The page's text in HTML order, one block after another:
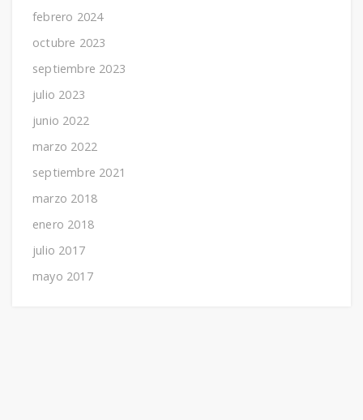
febrero 2024
octubre 2023
septiembre 2023
julio 2023
junio 2022
marzo 2022
septiembre 2021
marzo 2018
enero 2018
julio 2017
mayo 2017